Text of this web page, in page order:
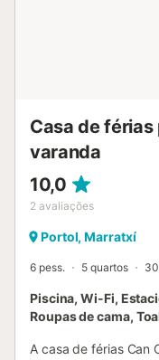
Casa de
varanda
10,0
2 avaliações
Portol, Marratxí
6 pess. 5 quartos
Piscina, Wi-Fi,
Roupas de cama,
A casa de férias Can